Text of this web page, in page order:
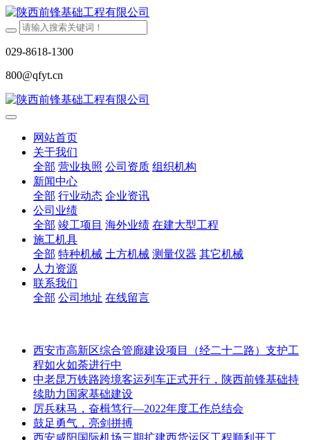
029-8618-1300
800@qfyt.cn
网站首页
关于我们
全部 营业执照 公司资质 组织机构
新闻中心
全部 行业动态 企业资讯
公司业绩
全部 竣工项目 海外业绩 在建大型工程
施工机具
全部 特种机械 土方机械 测量仪器 其它机械
人力资源
联系我们
全部 公司地址 在线留言
西安市高新区综合管廊建设项目（经二十二路）支护工
程如火如荼进行中
中老昆万铁路跨境客运列车正式开行，陕西前锋基础持
续助力国家基础建设
厉兵秣马，奋楫笃行—2022年度工作总结会
鼓足勇气，亮剑拼搏